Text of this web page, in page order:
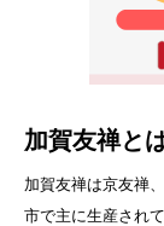
加賀友禅と
加賀友禅は京友禅
市で主に生産され